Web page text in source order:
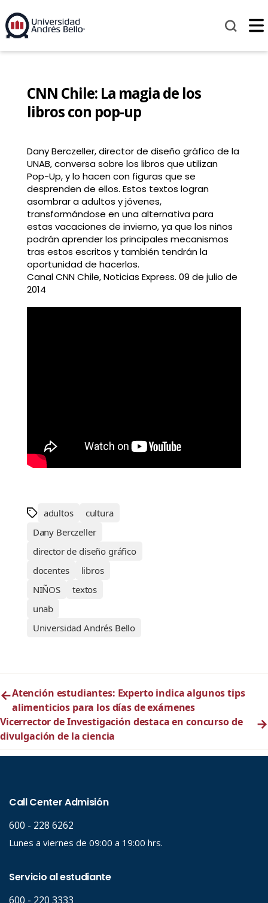
CNN Chile: La magia de los
libros con pop-up
Dany Berczeller, director de diseño gráfico de la
UNAB, conversa sobre los libros que utilizan
Pop-Up, y lo hacen con figuras que se
desprenden de ellos. Estos textos logran
asombrar a adultos y jóvenes,
transformándose en una alternativa para
estas vacaciones de invierno, ya que los niños
podrán aprender los principales mecanismos
tras estos escritos y también tendrán la
oportunidad de hacerlos.
Canal CNN Chile, Noticias Express. 09 de julio de
2014
adultos
cultura
Dany Berczeller
director de diseño gráfico
docentes
libros
NIÑOS
textos
unab
Universidad Andrés Bello
←Atención estudiantes: Experto indica algunos tips
alimenticios para los días de exámenes
Vicerrector de Investigación destaca en concurso de
divulgación de la ciencia
→